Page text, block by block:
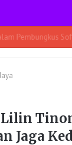
Lilin
Jaga